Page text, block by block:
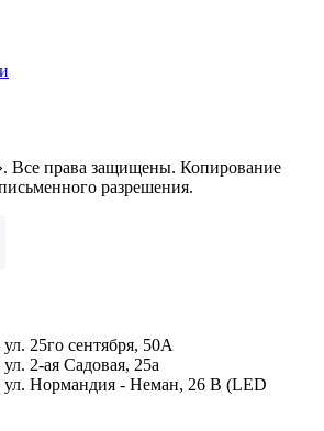
права защищены. Копирование
разрешения.
25го сентября, 50А
2-ая Садовая, 25а
Нормандия - Неман, 26 В (LED